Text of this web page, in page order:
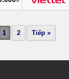
1 2 Tiếp »